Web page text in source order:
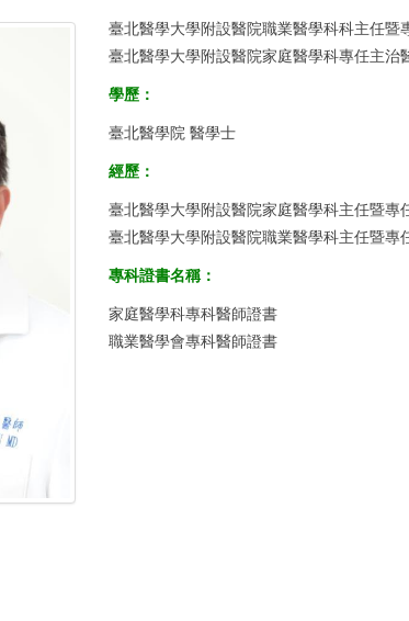
臺北醫學大學附設醫院職業醫學科科主任暨
臺北醫學大學附設醫院家庭醫學科專任主治
學歷：
臺北醫學院 醫學士
經歷：
臺北醫學大學附設醫院家庭醫學科主任暨專
臺北醫學大學附設醫院職業醫學科主任暨專
專科證書名稱：
家庭醫學科專科醫師證書
職業醫學會專科醫師證書